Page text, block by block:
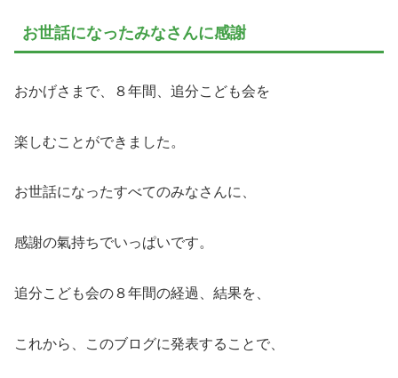
お世話になったみなさんに感謝
おかげさまで、８年間、追分こども会を
楽しむことができました。
お世話になったすべてのみなさんに、
感謝の氣持ちでいっぱいです。
追分こども会の８年間の経過、結果を、
これから、このブログに発表することで、